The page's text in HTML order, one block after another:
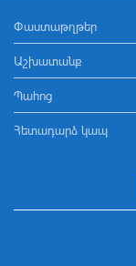
Փաստաթղթեր
Աշխատանք
Պահոց
Հետադարձ կապ